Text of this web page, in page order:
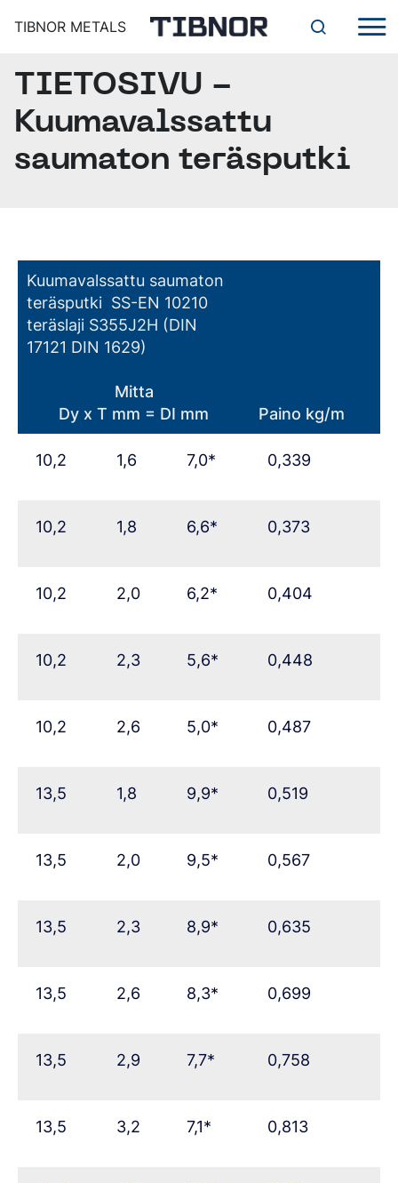
TIBNOR METALS
TUOTTEET
ERIKOISTERÄKSET
RUOSTUMATTOMAT
PALVELUT
TEHOKAS JA TOIMIVA
TUOTANTOPALVELUJÄRJESTELMÄ VIIMEISTELEE
DIGITAALISET TYÖKALUT
YLEISET TOIMITUSEHDOT, TILINAVAUSHAKEMUS,
SERTIFIKAATIT
YHTEYSTIEDOT
AJANKOHTAISTA
Suomi
Steel Navigator
Ovako
TIETOSIVU -
Kuumavalssattu
saumaton teräsputki
Kuumavalssattu saumaton
teräsputki SS-EN 10210
teräslaji S355J2H (DIN
17121 DIN 1629)
Mitta
Dy x T mm = DI mm
Paino kg/m
10,2 1,6 7,0* 0,339
10,2 1,8 6,6* 0,373
10,2 2,0 6,2* 0,404
10,2 2,3 5,6* 0,448
10,2 2,6 5,0* 0,487
13,5 1,8 9,9* 0,519
13,5 2,0 9,5* 0,567
13,5 2,3 8,9* 0,635
13,5 2,6 8,3* 0,699
13,5 2,9 7,7* 0,758
13,5 3,2 7,1* 0,813